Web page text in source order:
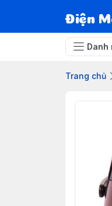
Điện
Danh
Trang chủ